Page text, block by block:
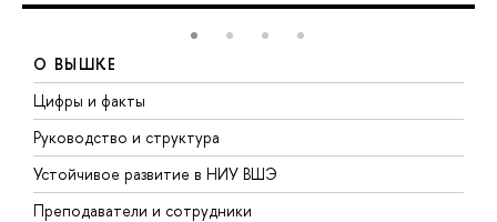
О ВЫШКЕ
Цифры и факты
Руководство и структура
Устойчивое развитие в НИУ ВШЭ
Преподаватели и сотрудники